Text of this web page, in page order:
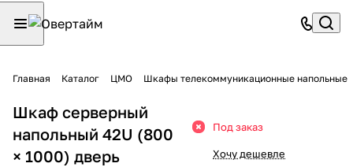
Главная Каталог ЦМО Шкафы телекоммуникационные напольные
Шкаф серверный
напольный 42U (800
× 1000) дверь
Под заказ
Хочу дешевле